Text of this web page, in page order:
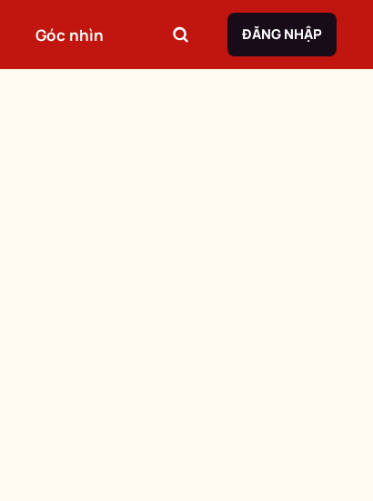
Góc nhìn ĐĂNG NHẬP